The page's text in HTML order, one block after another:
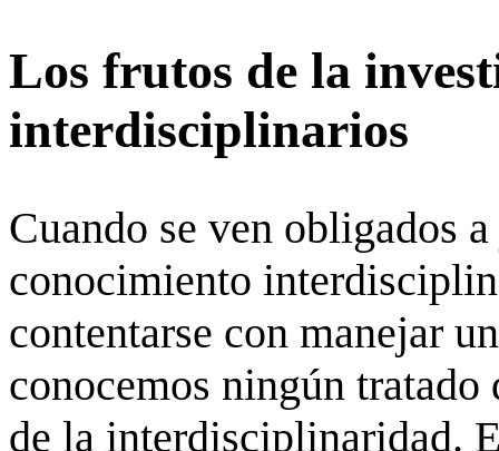
Los frutos de la
interdisciplinarios
Cuando se ven obligados
conocimiento
contentarse con manejar
conocemos ningún tratado
de la interdisciplinaridad.